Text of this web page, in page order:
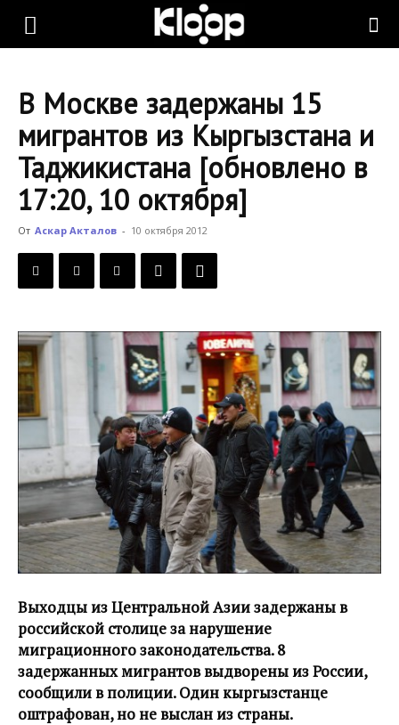
KLOOP.KG
Новости
Кыргызстана
В Москве задержаны 15
мигрантов из Кыргызстана и
Таджикистана [обновлено в
17:20, 10 октября]
От Аскар Акталов - 10 октября 2012
Выходцы из Центральной Азии задержаны в
российской столице за нарушение
миграционного законодательства. 8
задержанных мигрантов выдворены из России,
сообщили в полиции. Один кыргызстанце
оштрафован, но не выслан из страны.